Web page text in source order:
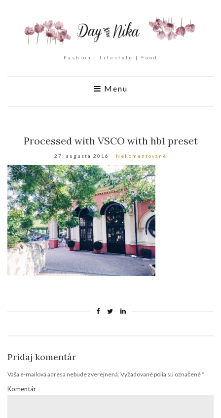
Fashion | Lifestyle | Food
Menu
Processed with VSCO with hb1 preset
27. augusta 2016 Nekomentované
Pridaj komentár
Vaša e-mailová adresa nebude zverejnená. Vyžadované polia sú označené*
Komentár